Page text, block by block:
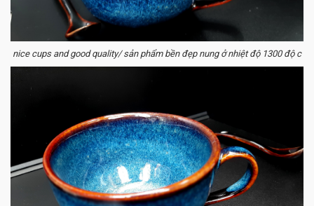
nice cups and good quality/ sản phẩm bền đẹp nung ở nhiệt độ 1300 độ c